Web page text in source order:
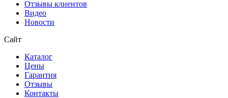
Отзывы клиентов
Видео
Новости
Сайт
Каталог
Цены
Гарантия
Отзывы
Контакты